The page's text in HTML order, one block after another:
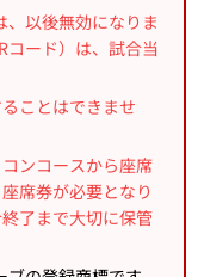
以後無効になりま
コード）は、試合当
ことはできませ
ンコースから座席
席券が必要となり
了まで大切に保管